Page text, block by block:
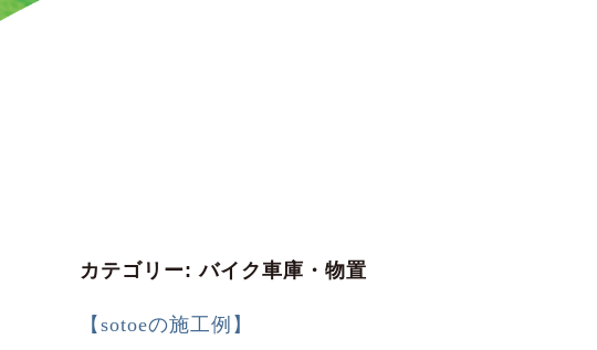
カテゴリー:バイク車庫・物置
【sotoeの施工例】